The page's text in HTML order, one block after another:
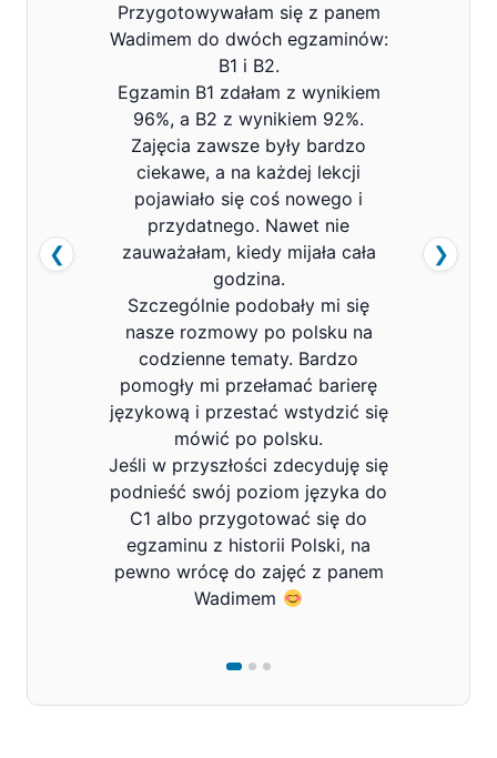
Przygotowywałam się z panem
Wadimem do dwóch egzaminów:
B1 i B2.
Egzamin B1 zdałam z wynikiem
96%, a B2 z wynikiem 92%.
Zajęcia zawsze były bardzo
ciekawe, a na każdej lekcji
pojawiało się coś nowego i
przydatnego. Nawet nie
zauważałam, kiedy mijała cała
godzina.
Szczególnie podobały mi się
nasze rozmowy po polsku na
codzienne tematy. Bardzo
pomogły mi przełamać barierę
językową i przestać wstydzić się
mówić po polsku.
Jeśli w przyszłości zdecyduję się
podnieść swój poziom języka do
C1 albo przygotować się do
egzaminu z historii Polski, na
pewno wrócę do zajęć z panem
Wadimem
❮ ❯